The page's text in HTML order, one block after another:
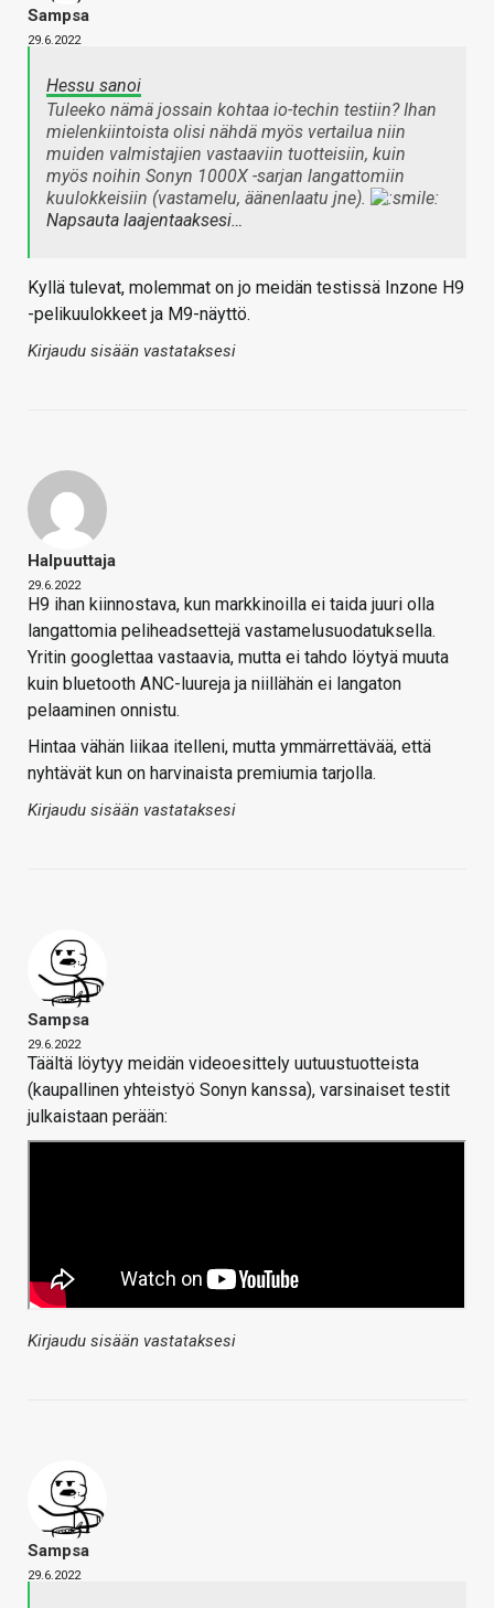
Sampsa
29.6.2022
Hessu sanoi
Tuleeko nämä jossain kohtaa io-techin testiin? Ihan
mielenkiintoista olisi nähdä myös vertailua niin
muiden valmistajien vastaaviin tuotteisiin, kuin
myös noihin Sonyn 1000X -sarjan langattomiin
kuulokkeisiin (vastamelu, äänenlaatu jne).
Napsauta laajentaaksesi…
Kyllä tulevat, molemmat on jo meidän testissä Inzone H9
-pelikuulokkeet ja M9-näyttö.
Kirjaudu sisään vastataksesi
Halpuuttaja
29.6.2022
H9 ihan kiinnostava, kun markkinoilla ei taida juuri olla
langattomia peliheadsettejä vastamelusuodatuksella.
Yritin googlettaa vastaavia, mutta ei tahdo löytyä muuta
kuin bluetooth ANC-luureja ja niillähän ei langaton
pelaaminen onnistu.
Hintaa vähän liikaa itelleni, mutta ymmärrettävää, että
nyhtävät kun on harvinaista premiumia tarjolla.
Kirjaudu sisään vastataksesi
Sampsa
29.6.2022
Täältä löytyy meidän videoesittely uutuustuotteista
(kaupallinen yhteistyö Sonyn kanssa), varsinaiset testit
julkaistaan perään:
Kirjaudu sisään vastataksesi
Sampsa
29.6.2022